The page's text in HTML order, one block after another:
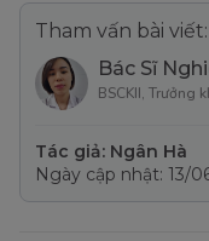
Tham vấn bài viết:
Bác Sĩ
BSCKII, Trưởng
Tác giả: Ngân Hà
Ngày cập nhật: 13/